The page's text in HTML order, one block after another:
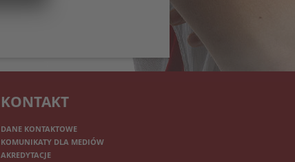
KONTAKT
DANE KONTAKTOWE
KOMUNIKATY DLA MEDIÓW
AKREDYTACJE